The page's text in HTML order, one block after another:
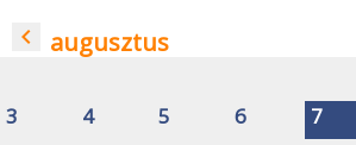
navigate_before augusztus
3
4 5 6 7